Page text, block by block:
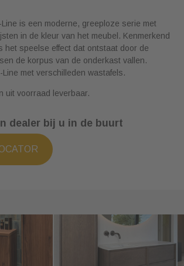
is een moderne, greeploze serie met
in de kleur van het meubel. Kenmerkend
het speelse effect dat ontstaat door de
de korpus van de onderkast vallen.
met verschilleden wastafels.
uit voorraad leverbaar.
dealer bij u in de buurt